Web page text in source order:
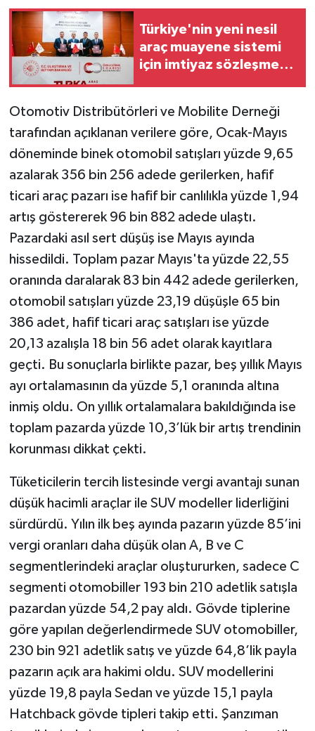
Türkiye'nin yeni nesil
araç muayene sistemi
için imtiyaz sözleşmesi
Otomotiv Distribütörleri ve Mobilite Derneği
tarafından açıklanan verilere göre, Ocak-Mayıs
döneminde binek otomobil satışları yüzde 9,65
azalarak 356 bin 256 adede gerilerken, hafif
ticari araç pazarı ise hafif bir canlılıkla yüzde 1,94
artış göstererek 96 bin 882 adede ulaştı.
Pazardaki asıl sert düşüş ise Mayıs ayında
hissedildi. Toplam pazar Mayıs'ta yüzde 22,55
oranında daralarak 83 bin 442 adede gerilerken,
otomobil satışları yüzde 23,19 düşüşle 65 bin
386 adet, hafif ticari araç satışları ise yüzde
20,13 azalışla 18 bin 56 adet olarak kayıtlara
geçti. Bu sonuçlarla birlikte pazar, beş yıllık Mayıs
ayı ortalamasının da yüzde 5,1 oranında altına
inmiş oldu. On yıllık ortalamalara bakıldığında ise
toplam pazarda yüzde 10,3’lük bir artış trendinin
korunması dikkat çekti.
Tüketicilerin tercih listesinde vergi avantajı sunan
düşük hacimli araçlar ile SUV modeller liderliğini
sürdürdü. Yılın ilk beş ayında pazarın yüzde 85’ini
vergi oranları daha düşük olan A, B ve C
segmentlerindeki araçlar oluştururken, sadece C
segmenti otomobiller 193 bin 210 adetlik satışla
pazardan yüzde 54,2 pay aldı. Gövde tiplerine
göre yapılan değerlendirmede SUV otomobiller,
230 bin 921 adetlik satış ve yüzde 64,8’lik payla
pazarın açık ara hakimi oldu. SUV modellerini
yüzde 19,8 payla Sedan ve yüzde 15,1 payla
Hatchback gövde tipleri takip etti. Şanzıman